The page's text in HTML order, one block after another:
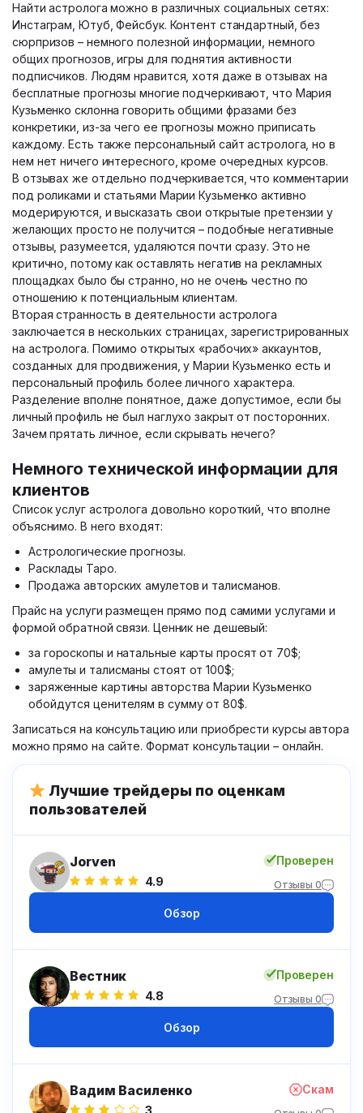
Найти астролога можно в различных социальных сетях:
Инстаграм, Ютуб, Фейсбук. Контент стандартный, без
сюрпризов – немного полезной информации, немного
общих прогнозов, игры для поднятия активности
подписчиков. Людям нравится, хотя даже в отзывах на
бесплатные прогнозы многие подчеркивают, что Мария
Кузьменко склонна говорить общими фразами без
конкретики, из-за чего ее прогнозы можно приписать
каждому. Есть также персональный сайт астролога, но в
нем нет ничего интересного, кроме очередных курсов.
В отзывах же отдельно подчеркивается, что комментарии
под роликами и статьями Марии Кузьменко активно
модерируются, и высказать свои открытые претензии у
желающих просто не получится – подобные негативные
отзывы, разумеется, удаляются почти сразу. Это не
критично, потому как оставлять негатив на рекламных
площадках было бы странно, но не очень честно по
отношению к потенциальным клиентам.
Вторая странность в деятельности астролога
заключается в нескольких страницах, зарегистрированных
на астролога. Помимо открытых «рабочих» аккаунтов,
созданных для продвижения, у Марии Кузьменко есть и
персональный профиль более личного характера.
Разделение вполне понятное, даже допустимое, если бы
личный профиль не был наглухо закрыт от посторонних.
Зачем прятать личное, если скрывать нечего?
Немного технической информации для
клиентов
Список услуг астролога довольно короткий, что вполне
объяснимо. В него входят:
Астрологические прогнозы.
Расклады Таро.
Продажа авторских амулетов и талисманов.
Прайс на услуги размещен прямо под самими услугами и
формой обратной связи. Ценник не дешевый:
за гороскопы и натальные карты просят от 70$;
амулеты и талисманы стоят от 100$;
заряженные картины авторства Марии Кузьменко
обойдутся ценителям в сумму от 80$.
Записаться на консультацию или приобрести курсы автора
можно прямо на сайте. Формат консультации – онлайн.
Лучшие трейдеры по оценкам
пользователей
Jorven
4.9
Проверен
Отзывы 0
Обзор
Вестник
4.8
Проверен
Отзывы 0
Обзор
Вадим Василенко
3
Скам